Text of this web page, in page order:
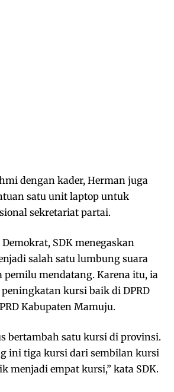
dengan kader, Herman juga
satu unit laptop untuk
sekretariat partai.
SDK menegaskan
salah satu lumbung suara
pemilu mendatang. Karena itu, ia
kursi baik di DPRD
Kabupaten Mamuju.
bertambah satu kursi di provinsi.
ini tiga kursi dari sembilan kursi
menjadi empat kursi,” kata SDK.